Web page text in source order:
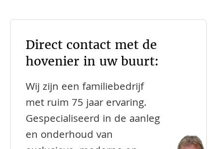
Direct contact met de
hovenier in uw buurt:
Wij zijn een familiebedrijf
met ruim 75 jaar ervaring.
Gespecialiseerd in de aanleg
en onderhoud van